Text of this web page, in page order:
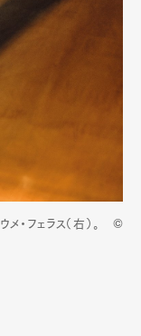
メ・フェラス（右）。 ©